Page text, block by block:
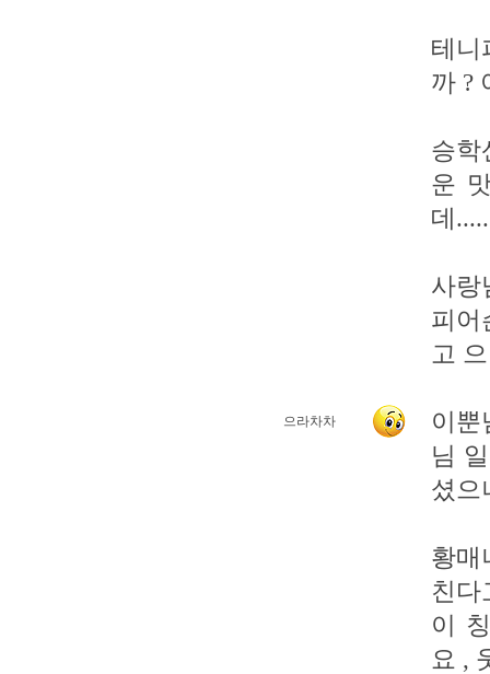
으라차차
테니
까 ?
승학
운
데.....
사랑
피어
고
이뿐
님
셨으
황매
친다
이
요 ,